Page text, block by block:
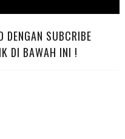
DENGAN SUBCRIBE
DI BAWAH INI !